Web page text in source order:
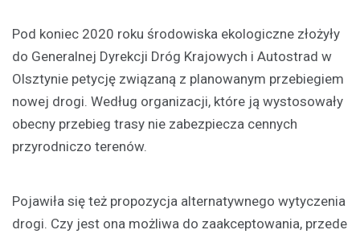
Pod koniec 2020 roku środowiska ekologiczne złożyły
do Generalnej Dyrekcji Dróg Krajowych i Autostrad w
Olsztynie petycję związaną z planowanym przebiegiem
nowej drogi. Według organizacji, które ją wystosowały
obecny przebieg trasy nie zabezpiecza cennych
przyrodniczo terenów.
Pojawiła się też propozycja alternatywnego wytyczenia
drogi. Czy jest ona możliwa do zaakceptowania, przede